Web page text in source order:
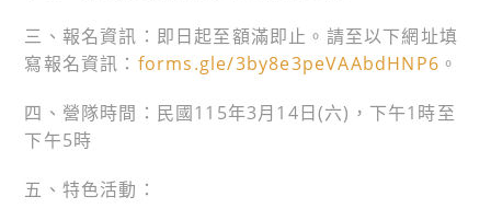
三、報名資訊：即日起至額滿即止。請至以下網址填
寫報名資訊： forms.gle/3by8e3peVAAbdHNP6 。
四、營隊時間：民國115年3月14日(六)，下午1時至
下午5時
五、特色活動：